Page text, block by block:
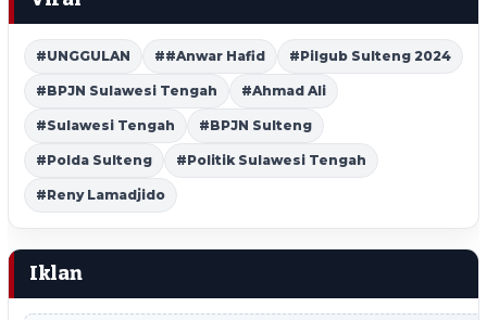
#UNGGULAN ##Anwar Hafid #Pilgub Sulteng 2024
#BPJN Sulawesi Tengah #Ahmad Ali
#Sulawesi Tengah #BPJN Sulteng
#Polda Sulteng #Politik Sulawesi Tengah
#Reny Lamadjido
Iklan